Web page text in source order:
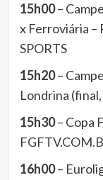
15h00–
x Ferroviária –
SPORTS
15h20–
Londrina
15h30– Copa
16h00–